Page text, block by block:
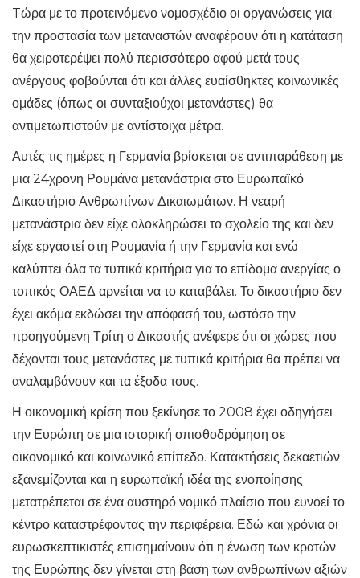
Tώρα με το προτεινόμενο νομοσχέδιο οι οργανώσεις για
την προστασία των μεταναστών αναφέρουν ότι η κατάταση
θα χειροτερέψει πολύ περισσότερο αφού μετά τους
ανέργους φοβούνται ότι και άλλες ευαίσθηκτες κοινωνικές
ομάδες (όπως οι συνταξιούχοι μετανάστες) θα
αντιμετωπιστούν με αντίστοιχα μέτρα.
Αυτές τις ημέρες η Γερμανία βρίσκεται σε αντιπαράθεση με
μια 24χρονη Ρουμάνα μετανάστρια στο Ευρωπαϊκό
Δικαστήριο Ανθρωπίνων Δικαιωμάτων. Η νεαρή
μετανάστρια δεν είχε ολοκληρώσει το σχολείο της και δεν
είχε εργαστεί στη Ρουμανία ή την Γερμανία και ενώ
καλύπτει όλα τα τυπικά κριτήρια για το επίδομα ανεργίας ο
τοπικός ΟΑΕΔ αρνείται να το καταβάλει. Το δικαστήριο δεν
έχει ακόμα εκδώσει την απόφασή του, ωστόσο την
προηγούμενη Τρίτη ο Δικαστής ανέφερε ότι οι χώρες που
δέχονται τους μετανάστες με τυπικά κριτήρια θα πρέπει να
αναλαμβάνουν και τα έξοδα τους.
Η οικονομική κρίση που ξεκίνησε το 2008 έχει οδηγήσει
την Ευρώπη σε μια ιστορική οπισθοδρόμηση σε
οικονομικό και κοινωνικό επίπεδο. Κατακτήσεις δεκαετιών
εξανεμίζονται και η ευρωπαϊκή ιδέα της ενοποίησης
μετατρέπεται σε ένα αυστηρό νομικό πλαίσιο που ευνοεί το
κέντρο καταστρέφοντας την περιφέρεια. Εδώ και χρόνια οι
ευρωσκεπτικιστές επισημαίνουν ότι η ένωση των κρατών
της Ευρώπης δεν γίνεται στη βάση των ανθρωπίνων αξιών